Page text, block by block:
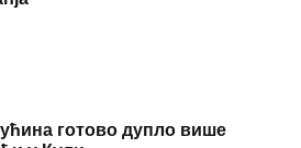
готово дупло више